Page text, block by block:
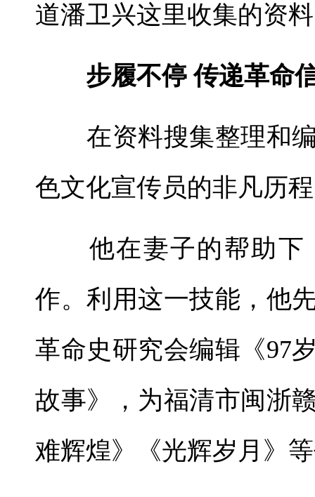
道潘卫兴这里收集的资
步履不停 传递革命
在资料搜集整理和编
色文化宣传员的非凡历
他在妻子的帮助下
作。利用这一技能，他
革命史研究会编辑《97
故事》，为福清市闽浙
难辉煌》《光辉岁月》